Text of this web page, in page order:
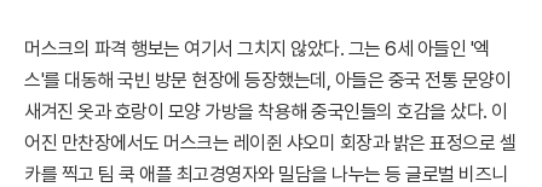
머스크의 파격 행보는 여기서 그치지 않았다. 그는 6세 아들인 '엑
스'를 대동해 국빈 방문 현장에 등장했는데, 아들은 중국 전통 문양이
새겨진 옷과 호랑이 모양 가방을 착용해 중국인들의 호감을 샀다. 이
어진 만찬장에서도 머스크는 레이쥔 샤오미 회장과 밝은 표정으로 셀
카를 찍고 팀 쿡 애플 최고경영자와 밀담을 나누는 등 글로벌 비즈니